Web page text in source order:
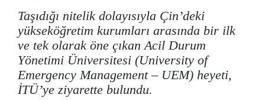
Taşıdığı nitelik dolayısıyla Çin’deki
yükseköğretim kurumları arasında bir ilk
ve tek olarak öne çıkan Acil Durum
Yönetimi Üniversitesi (University of
Emergency Management – UEM) heyeti,
İTÜ’ye ziyarette bulundu.